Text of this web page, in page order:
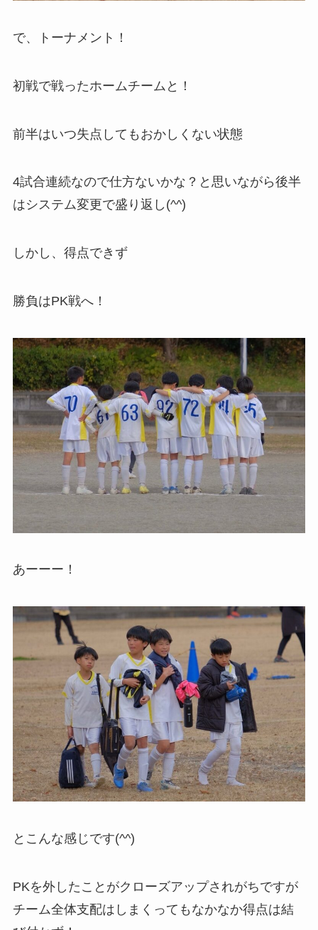
で、トーナメント！
初戦で戦ったホームチームと！
前半はいつ失点してもおかしくない状態
4試合連続なので仕方ないかな？と思いながら後半
はシステム変更で盛り返し(^^)
しかし、得点できず
勝負はPK戦へ！
あーーー！
とこんな感じです(^^)
PKを外したことがクローズアップされがちですが
チーム全体支配はしまくってもなかなか得点は結